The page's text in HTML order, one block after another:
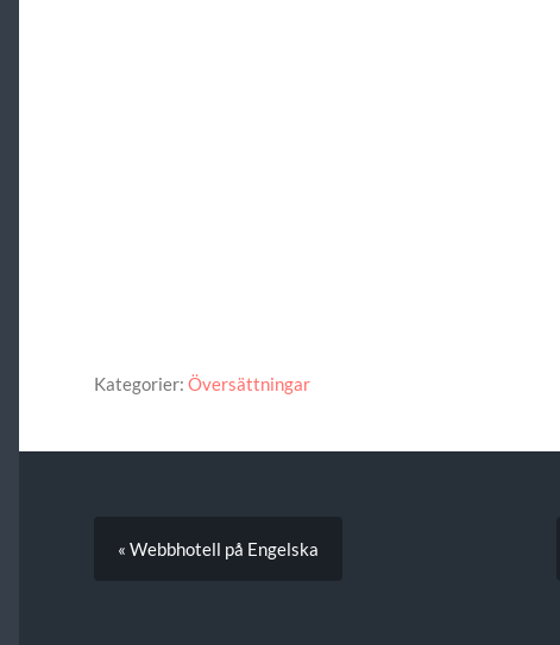
Kategorier: Översättningar
« Webbhotell på Engelska